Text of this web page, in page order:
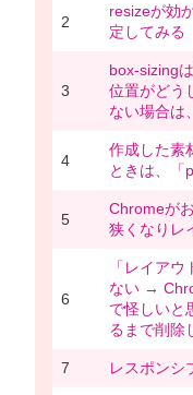
2
resizeが効
定してみる
3
box-sizing
位置がどう
ない場合は
4
作成した素
ときは、「
5
Chromeが
狭くなりレ
6
「レイア
ない →
で怪しいと
るまで削除
7 レスポンシ